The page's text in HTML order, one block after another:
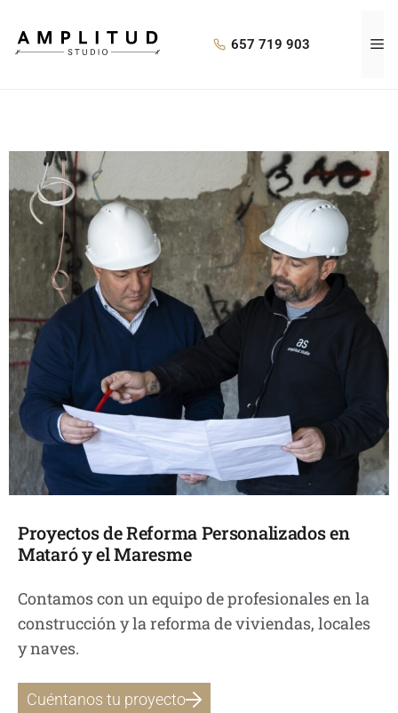
657 719 903
Proyectos de Reforma Personalizados en
Mataró y el Maresme
Contamos con un equipo de profesionales en la
construcción y la reforma de viviendas, locales
y naves.
Cuéntanos tu proyecto